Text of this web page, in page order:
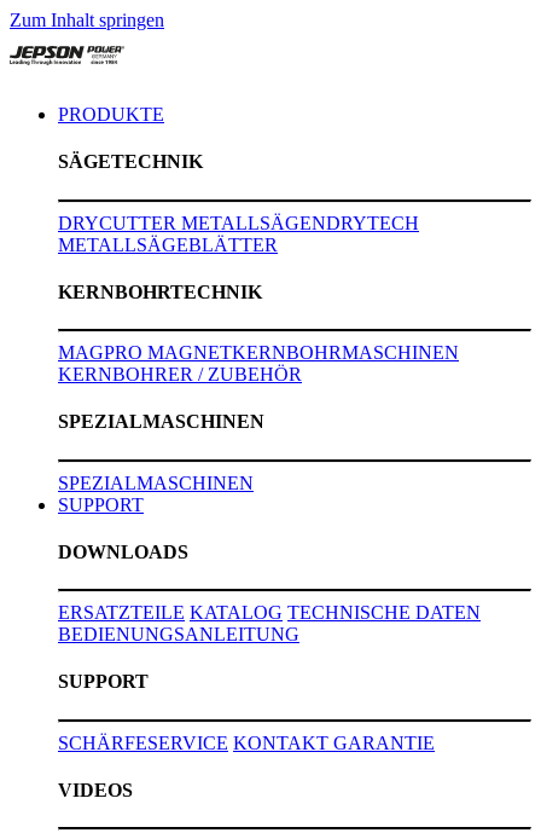
Zum Inhalt springen
PRODUKTE
SÄGETECHNIK
DRYCUTTER METALLSÄGENDRYTECH
METALLSÄGEBLÄTTER
KERNBOHRTECHNIK
MAGPRO MAGNETKERNBOHRMASCHINEN
KERNBOHRER / ZUBEHÖR
SPEZIALMASCHINEN
SPEZIALMASCHINEN
SUPPORT
DOWNLOADS
ERSATZTEILE KATALOG TECHNISCHE DATEN
BEDIENUNGSANLEITUNG
SUPPORT
SCHÄRFESERVICE KONTAKT GARANTIE
VIDEOS